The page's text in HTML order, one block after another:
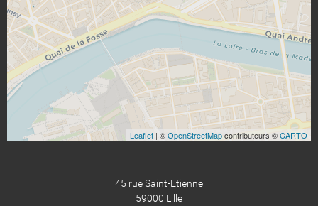
Leaflet | ©OpenStreetMapcontributeurs ©CARTO
45 rue Saint-Etienne
59000 Lille